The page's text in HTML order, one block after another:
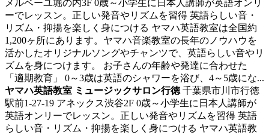
メルベーユ堀の内3F 0歳～小学生に日本人講師が英語オンリ
ーでレッスン。正しい発音やリズムを習得 英語らしい音・
リズム・抑揚を楽しく身につける ヤマハ英語教室は全国約
1,200ヶ所にあります。ヤマハ音楽教室の長年のノウハウを
活かしたオリジナルソングやチャンツで、英語らしい音やリ
ズムを身につけます。 お子さんの年齢や発達に合わせた
「適期教育」 0～3歳は英語のシャワーを浴び、4～5歳にな...
ヤマハ英語教室 ミュージックサロン行徳千葉県市川市行徳
駅前1-27-19 アネックス渋谷2F 0歳～小学生に日本人講師が
英語オンリーでレッスン。正しい発音やリズムを習得 英語
らしい音・リズム・抑揚を楽しく身につける ヤマハ英語教